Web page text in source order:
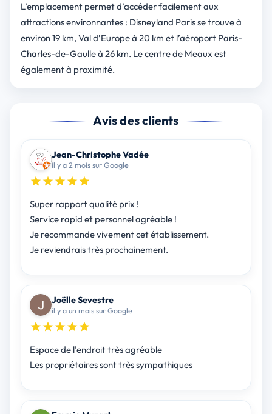
L’emplacement permet d’accéder facilement aux
attractions environnantes : Disneyland Paris se trouve à
environ 19 km, Val d’Europe à 20 km et l’aéroport Paris-
Charles-de-Gaulle à 26 km. Le centre de Meaux est
également à proximité.
Avis des clients
Jean-Christophe Vadée
il y a 2 mois sur Google
Super rapport qualité prix !
Service rapid et personnel agréable !
Je recommande vivement cet établissement.
Je reviendrais très prochainement.
Joëlle Sevestre
il y a un mois sur Google
Espace de l'endroit très agréable
Les propriétaires sont très sympathiques